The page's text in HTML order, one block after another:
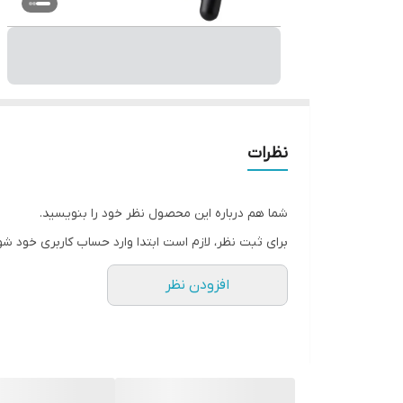
نظرات
شما هم درباره این محصول نظر خود را بنویسید.
برای ثبت نظر، لازم است ابتدا وارد حساب کاربری خود
افزودن نظر